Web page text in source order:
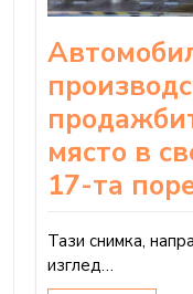
място в
17-та
Тази снимка,
изглед…